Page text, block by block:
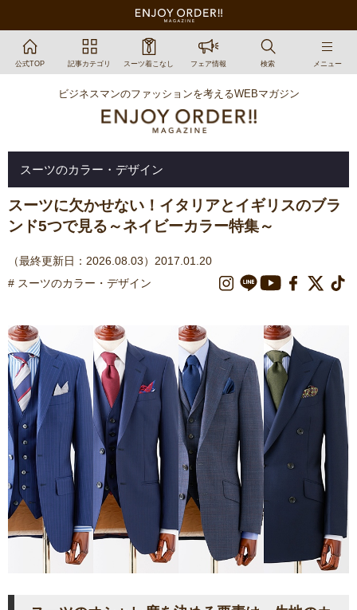
公式TOP 記事カテゴリ スーツ着こなし フェア情報 検索 メニュー
ビジネスマンのファッションを考えるWEBマガジン
スーツのカラー・デザイン
スーツに欠かせない！イタリアとイギリスのブラ
ンド5つで見る～ネイビーカラー特集～
（最終更新日：2026.08.03）2017.01.20
# スーツのカラー・デザイン